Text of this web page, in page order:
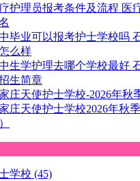
护理员报考条件及流程 医
毕业可以报考护士学校吗
么样
生学护理去哪个学校最好
生简章
庄天使护士学校-2026年秋
庄天使护士学校2026年秋
学校 (45)